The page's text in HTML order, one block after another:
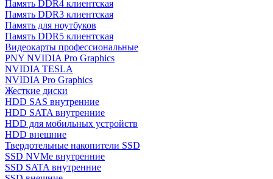
Память DDR4 клиентская
Память DDR3 клиентская
Память для ноутбуков
Память DDR5 клиентская
Видеокарты профессиональные
PNY NVIDIA Pro Graphics
NVIDIA TESLA
NVIDIA Pro Graphics
Жесткие диски
HDD SAS внутренние
HDD SATA внутренние
HDD для мобильных устройств
HDD внешние
Твердотельные накопители SSD
SSD NVMe внутренние
SSD SATA внутренние